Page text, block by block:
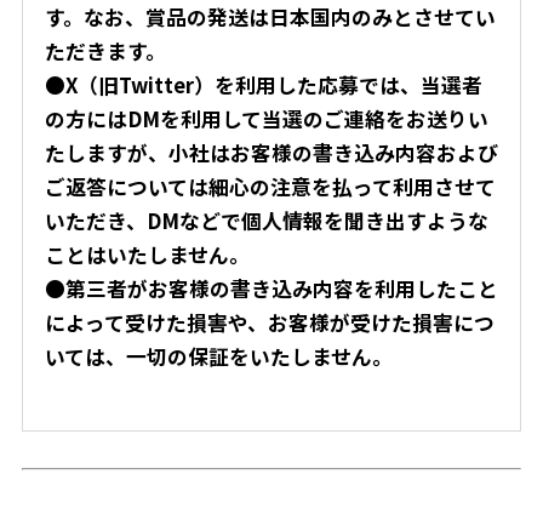
す。なお、賞品の発送は日本国内のみとさせてい
ただきます。
●X（旧Twitter）を利用した応募では、当選者
の方にはDMを利用して当選のご連絡をお送りい
たしますが、小社はお客様の書き込み内容および
ご返答については細心の注意を払って利用させて
いただき、DMなどで個人情報を聞き出すような
ことはいたしません。
●第三者がお客様の書き込み内容を利用したこと
によって受けた損害や、お客様が受けた損害につ
いては、一切の保証をいたしません。